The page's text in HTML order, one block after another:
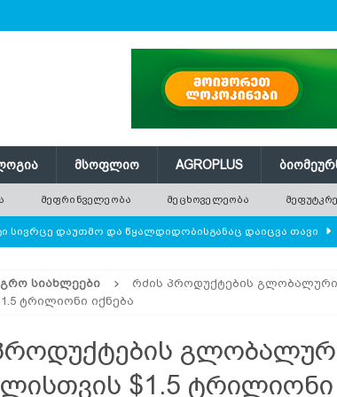
ᲛᲡᲝᲤᲚᲘᲝ AGROPLUS
ᲛᲔᲤᲠᲘᲜᲕᲔᲚᲔᲝᲑᲐ ᲛᲔᲪᲮᲝᲕᲔᲚᲔᲝᲑᲐ
სივრცე დაუთმო და წყალდიდობისგანაც დაიცვა თავი
ცხოვრება — რატომ რგავენ ადამიანები ხეებს
ᲡᲘᲐᲮᲚᲔᲔᲑᲘ
რძის პროდუქტების გლობალური
ტრილიონი იქნება
$1.5 ტრილიონი